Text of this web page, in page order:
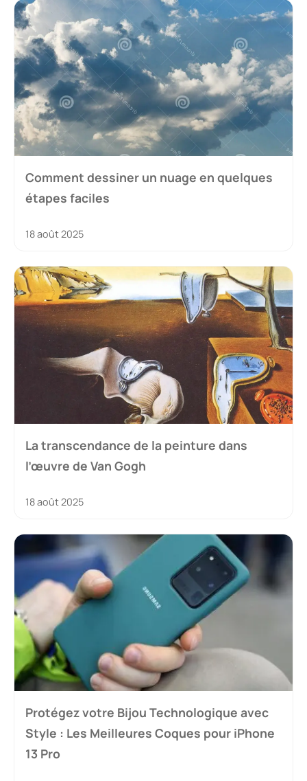
Comment dessiner un nuage en quelques
étapes faciles
18 août 2025
La transcendance de la peinture dans
l’œuvre de Van Gogh
18 août 2025
Protégez votre Bijou Technologique avec
Style : Les Meilleures Coques pour iPhone
13 Pro